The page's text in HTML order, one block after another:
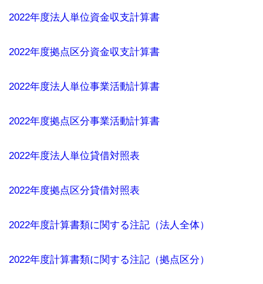
2022年度法人単位資金収支計算書
2022年度拠点区分資金収支計算書
2022年度法人単位事業活動計算書
2022年度拠点区分事業活動計算書
2022年度法人単位貸借対照表
2022年度拠点区分貸借対照表
2022年度計算書類に関する注記（法人全体）
2022年度計算書類に関する注記（拠点区分）